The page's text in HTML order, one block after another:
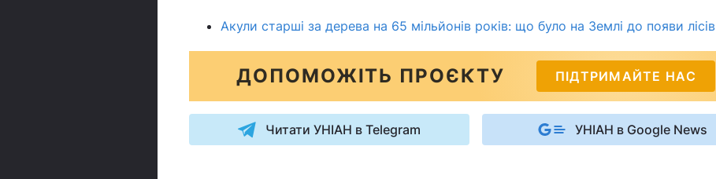
Акули старші за дерева на 65 мільйонів років: що було на Землі до появи лісів
ДОПОМОЖІТЬ ПРОЄКТУ ПІДТРИМАЙТЕ НАС
Читати УНІАН в Telegram УНІАН в Google News